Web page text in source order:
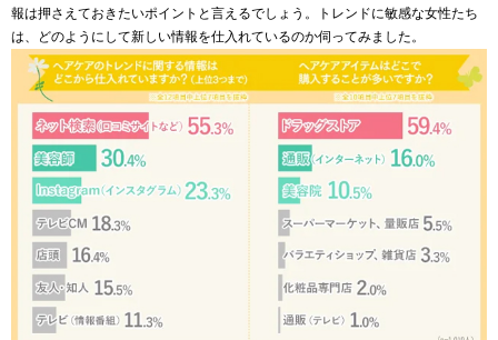
報は押さえておきたいポイントと言えるでしょう。トレンドに敏感な女性たち
は、どのようにして新しい情報を仕入れているのか伺ってみました。